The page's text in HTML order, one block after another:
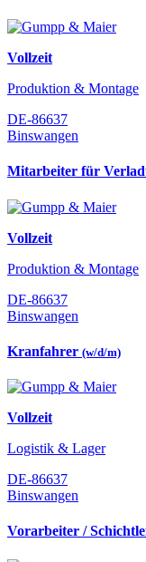
Vollzeit
Produktion & Montage
DE-86637
Binswangen
Mitarbeiter für
Vollzeit
Produktion & Montage
DE-86637
Binswangen
Kranfahrer (w/d/m)
Vollzeit
Logistik & Lager
DE-86637
Binswangen
Vorarbeiter /